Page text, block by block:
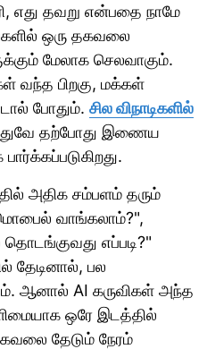
எது தவறு என்பதை நாமே
ஒரு தகவலை
மேலாக செலவாகும்.
வந்த பிறகு, மக்கள்
போதும். சில விநாடிகளில்
தற்போது இணைய
அதிக சம்பளம் தரும்
வாங்கலாம்?",
எப்படி?"
தேடினால், பல
ஆனால் AI கருவிகள் அந்த
ஒரே இடத்தில்
தேடும் நேரம்